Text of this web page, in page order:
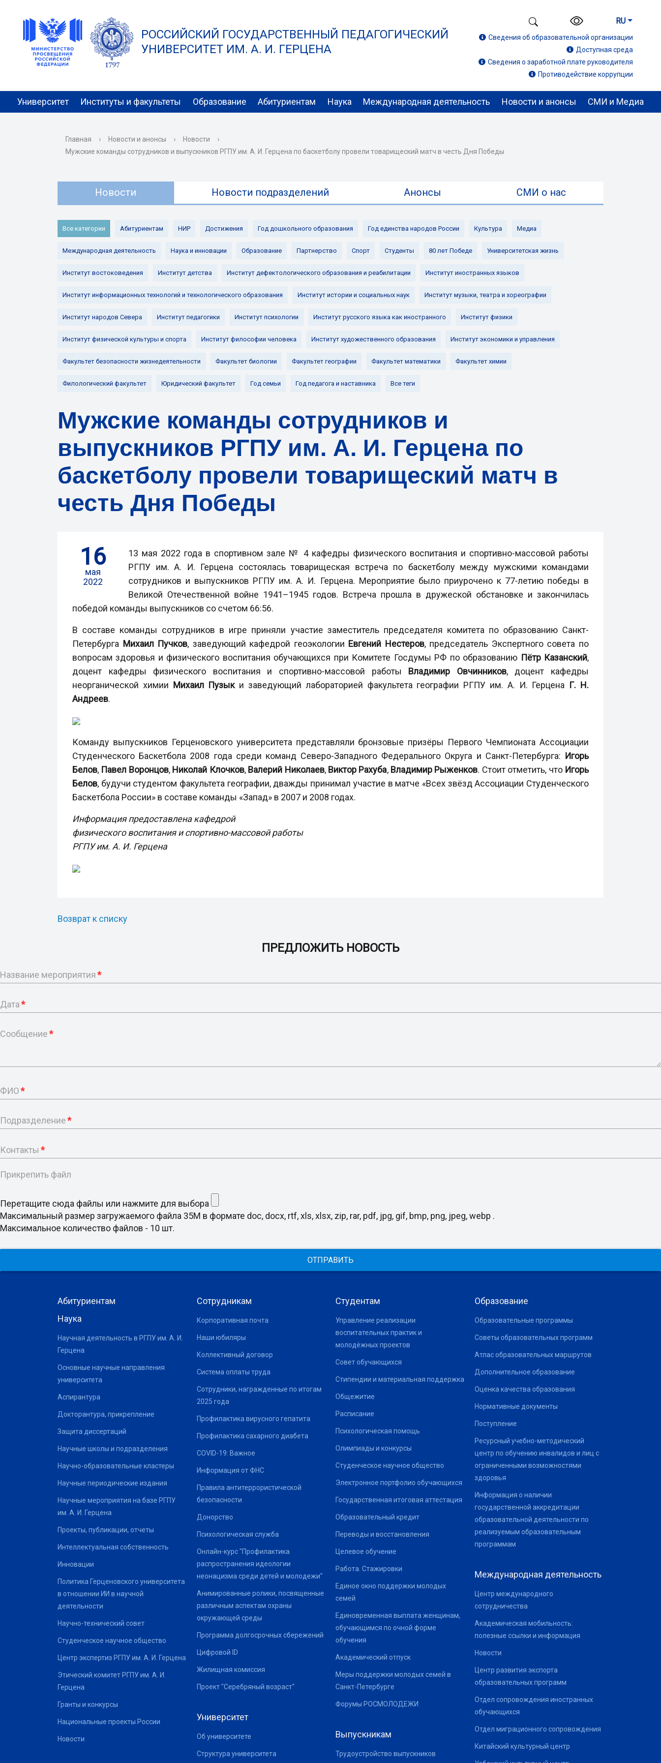
РОССИЙСКИЙ ГОСУДАРСТВЕННЫЙ ПЕДАГОГИЧЕСКИЙ
УНИВЕРСИТЕТ ИМ. А. И. ГЕРЦЕНА
RU
Сведения об образовательной организации
Доступная среда
Сведения о заработной плате руководителя
Противодействие коррупции
Университет Институты и факультеты Образование Абитуриентам Наука Международная деятельность Новости и анонсы СМИ и Медиа
Главная › Новости и анонсы › Новости
›
Мужские команды сотрудников и выпускников РГПУ им. А. И. Герцена по баскетболу провели товарищеский матч в честь Дня Победы
Новости Новости подразделений Анонсы СМИ о нас
Все категории Абитуриентам НИР Достижения Год дошкольного образования Год единства народов России Культура Медиа
Международная деятельность Наука и инновации Образование Партнерство Спорт Студенты 80 лет Победе Университетская жизнь
Институт востоковедения Институт детства Институт дефектологического образования и реабилитации Институт иностранных языков
Институт информационных технологий и технологического образования Институт истории и социальных наук Институт музыки, театра и хореографии
Институт народов Севера Институт педагогики Институт психологии Институт русского языка как иностранного Институт физики
Институт физической культуры и спорта Институт философии человека Институт художественного образования Институт экономики и управления
Факультет безопасности жизнедеятельности Факультет биологии Факультет географии Факультет математики Факультет химии
Филологический факультет Юридический факультет Год семьи Год педагога и наставника Все теги
Мужские команды сотрудников и
выпускников РГПУ им. А. И. Герцена по
баскетболу провели товарищеский матч в
честь Дня Победы
16
мая
2022
13 мая 2022 года в спортивном зале № 4 кафедры физического воспитания и спортивно-массовой работы
РГПУ им. А. И. Герцена состоялась товарищеская встреча по баскетболу между мужскими командами
сотрудников и выпускников РГПУ им. А. И. Герцена. Мероприятие было приурочено к 77-летию победы в
Великой Отечественной войне 1941–1945 годов. Встреча прошла в дружеской обстановке и закончилась
победой команды выпускников со счетом 66:56.
В составе команды сотрудников в игре приняли участие заместитель председателя комитета по образованию Санкт-
Петербурга Михаил Пучков, заведующий кафедрой геоэкологии Евгений Нестеров, председатель Экспертного совета по
вопросам здоровья и физического воспитания обучающихся при Комитете Госдумы РФ по образованию Пётр Казанский,
доцент кафедры физического воспитания и спортивно-массовой работы Владимир Овчинников, доцент кафедры
неорганической химии
Михаил Пузыки заведующий лабораторией факультета географии РГПУ им. А. И. Герцена Г. Н.
Андреев.
Команду выпускников Герценовского университета представляли бронзовые призёры Первого Чемпионата Ассоциации
Студенческого Баскетбола 2008 года среди команд Северо-Западного Федерального Округа и Санкт-Петербурга: Игорь
Белов, Павел Воронцов, Николай Клочков, Валерий Николаев, Виктор Рахуба, Владимир Рыженков. Стоит отметить, что Игорь
Белов, будучи студентом факультета географии, дважды принимал участие в матче «Всех звёзд Ассоциации Студенческого
Баскетбола России» в составе команды «Запад» в 2007 и 2008 годах.
Информация предоставлена кафедрой
физического воспитания и спортивно-массовой работы
РГПУ им. А. И. Герцена
Возврат к списку
ПРЕДЛОЖИТЬ НОВОСТЬ
Название мероприятия*
Дата*
Сообщение*
ФИО*
Подразделение*
Контакты *
Прикрепить файл
Перетащите сюда файлы или нажмите для выбора
Максимальный размер загружаемого файла 35M в формате doc, docx, rtf, xls, xlsx, zip, rar, pdf, jpg, gif, bmp, png, jpeg, webp .
Максимальное количество файлов - 10 шт.
ОТПРАВИТЬ
Абитуриентам
Наука
Научная деятельность в РГПУ им. А. И.
Герцена
Основные научные направления
университета
Аспирантура
Докторантура, прикрепление
Защита диссертаций
Научные школы и подразделения
Научно-образовательные кластеры
Научные периодические издания
Научные мероприятия на базе РГПУ
им. А. И. Герцена
Проекты, публикации, отчеты
Интеллектуальная собственность
Инновации
Политика Герценовского университета
в отношении ИИ в научной
деятельности
Научно-технический совет
Студенческое научное общество
Центр экспертиз РГПУ им. А. И. Герцена
Этический комитет РГПУ им. А. И.
Герцена
Гранты и конкурсы
Национальные проекты России
Новости
Сотрудникам
Корпоративная почта
Наши юбиляры
Коллективный договор
Система оплаты труда
Сотрудники, награжденные по итогам
2025 года
Профилактика вирусного гепатита
Профилактика сахарного диабета
COVID-19: Важное
Информация от ФНС
Правила антитеррористической
безопасности
Донорство
Психологическая служба
Онлайн-курс "Профилактика
распространения идеологии
неонацизма среди детей и молодежи"
Анимированные ролики, посвященные
различным аспектам охраны
окружающей среды
Программа долгосрочных сбережений
Цифровой ID
Жилищная комиссия
Проект "Серебряный возраст"
Университет
Об университете
Структура университета
Студентам
Управление реализации
воспитательных практик и
молодёжных проектов
Совет обучающихся
Стипендии и материальная поддержка
Общежитие
Расписание
Психологическая помощь
Олимпиады и конкурсы
Студенческое научное общество
Электронное портфолио обучающихся
Государственная итоговая аттестация
Образовательный кредит
Переводы и восстановления
Целевое обучение
Работа. Стажировки
Единое окно поддержки молодых
семей
Единовременная выплата женщинам,
обучающимся по очной форме
обучения
Академический отпуск
Меры поддержки молодых семей в
Санкт-Петербурге
Форумы РОСМОЛОДЕЖИ
Выпускникам
Трудоустройство выпускников
Образование
Образовательные программы
Советы образовательных программ
Атлас образовательных маршрутов
Дополнительное образование
Оценка качества образования
Нормативные документы
Поступление
Ресурсный учебно-методический
центр по обучению инвалидов и лиц с
ограниченными возможностями
здоровья
Информация о наличии
государственной аккредитации
образовательной деятельности по
реализуемым образовательным
программам
Международная деятельность
Центр международного
сотрудничества
Академическая мобильность:
полезные ссылки и информация
Новости
Центр развития экспорта
образовательных программ
Отдел сопровождения иностранных
обучающихся
Отдел миграционного сопровождения
Китайский культурный центр